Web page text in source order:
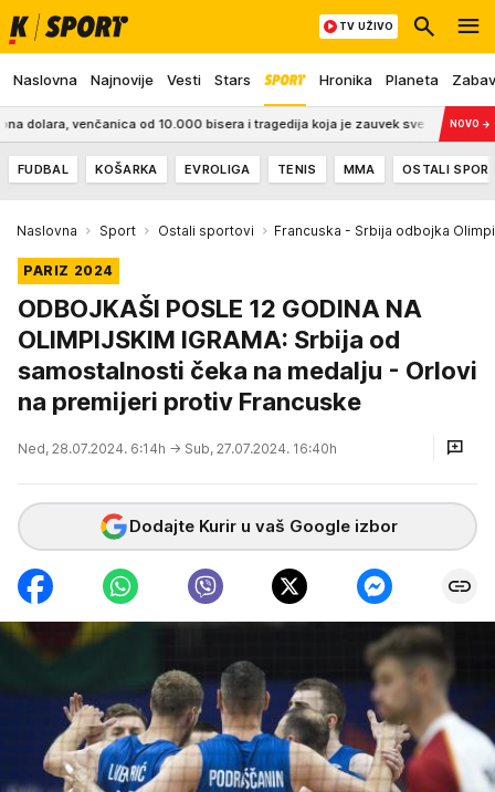
Naslovna Najnovije Vesti Stars Hronika Planeta
TV UŽIVO
venčanica od 10.000 bisera i tragedija koja je zauvek sve promenila 12:07
NOVO →
FUDBAL KOŠARKA EVROLIGA TENIS MMA OSTALI
Naslovna Sport Ostali sportovi Francuska - Srbija odbojka
PARIZ 2024
ODBOJKAŠI POSLE 12 GODINA NA
OLIMPIJSKIM IGRAMA: Srbija od
samostalnosti čeka na medalju - Orlovi
na premijeri protiv Francuske
Ned, 28.07.2024. 6:14h → Sub, 27.07.2024. 16:40h
Dodajte Kurir u vaš Google izbor